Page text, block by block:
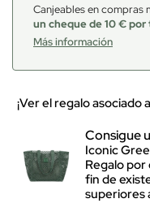
Canjeables en compras
un cheque de 10 €
Más información
¡Ver el regalo asociado
Consigue
Iconic
Regalo por
fin de
superiores